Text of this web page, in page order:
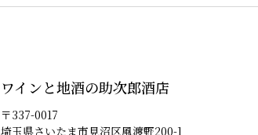
ワインと地酒の助次郎酒店
〒337-0017
埼玉県さいたま市見沼区風渡野200-1